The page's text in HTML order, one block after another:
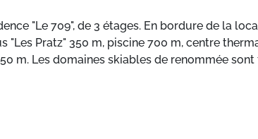
"Le 709", de 3 étages. En bordure de la
"Les Pratz" 350 m, piscine 700 m, centre
m. Les domaines skiables de renommée